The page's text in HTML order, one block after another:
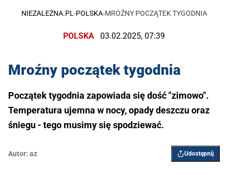
NIEZALEŻNA.PL ›POLSKA›MROŹNY POCZĄTEK TYGODNIA
POLSKA 03.02.2025, 07:39
Mroźny początek tygodnia
Początek tygodnia zapowiada się dość "zimowo".
Temperatura ujemna w nocy, opady deszczu oraz
śniegu - tego musimy się spodziewać.
Autor: az Udostępnij